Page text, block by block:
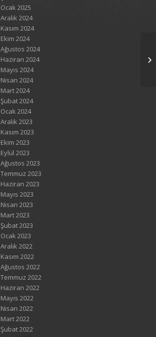
Ocak 2025
Aralık 2024
Kasım 2024
Ekim 2024
Ağustos 2024
Haziran 2024
Mayıs 2024
Nisan 2024
Mart 2024
Şubat 2024
Ocak 2024
Aralık 2023
Kasım 2023
Ekim 2023
Eylül 2023
Ağustos 2023
Temmuz 2023
Haziran 2023
Mayıs 2023
Nisan 2023
Mart 2023
Şubat 2023
Ocak 2023
Aralık 2022
Kasım 2022
Ağustos 2022
Temmuz 2022
Haziran 2022
Mayıs 2022
Nisan 2022
Mart 2022
Şubat 2022